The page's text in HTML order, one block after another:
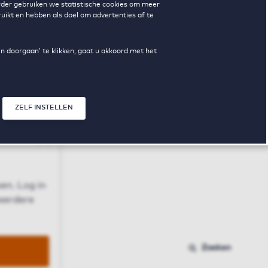
gebruiken we statistische cookies om meer
en hebben als doel om advertenties af te
doorgaan’ te klikken, gaat u akkoord met het
ZELF INSTELLEN
Log in
Zoeken